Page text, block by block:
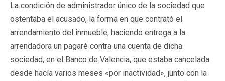
La condición de administrador único de la sociedad que
ostentaba el acusado, la forma en que contrató el
arrendamiento del inmueble, haciendo entrega a la
arrendadora un pagaré contra una cuenta de dicha
sociedad, en el Banco de Valencia, que estaba cancelada
desde hacía varios meses «por inactividad», junto con la